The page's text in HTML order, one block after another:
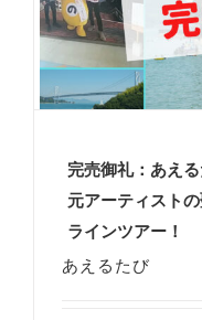
完売御礼：あえ
元アーティスト
ラインツアー！
あえるたび